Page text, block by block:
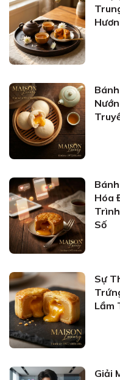
Hóa
Số
Sự
Lầm
Giải